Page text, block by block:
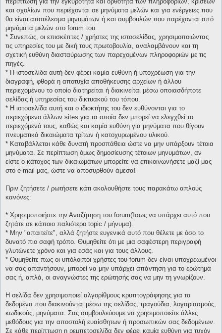
και σχολίων που περιέχονται σε μηνύματα μελών και για ενέργειες που
θα είναι αποτέλεσμα μηνυμάτων ή και συμβουλών που παρέχονται από
μηνύματα μελών στο forum του.
* Συνεπώς, οι επισκέπτες / χρήστες της ιστοσελίδας, χρησιμοποιώντας
τις υπηρεσίες του με δική τους πρωτοβουλία, αναλαμβάνουν και τη
σχετική ευθύνη διασταύρωσης των παρεχομένων πληροφοριών με τις
πηγές.
* H ιστοσελίδα αυτή δεν φέρει καμία ευθύνη ή υποχρέωση για την
διαγραφή, φθορά η αποτυχία αποθήκευσης αρχείων ή άλλου
περιεχομένου το οποίο διατηρείται ή διακινείται μέσω οποιασδήποτε
σελίδας ή υπηρεσίας του δικτυακού του τόπου.
* H ιστοσελίδα αυτή και ο ιδιοκτήτης του δεν ευθύνονται για το
περιεχόμενο άλλων sites για τα οποία δεν μπορεί να ελεγχθεί το
περιεχόμενό τους, καθώς και καμία ευθύνη για μηνύματα που θίγουν
πνευματικά δικαιώματα τρίτων ή κατοχυρωμένου υλικού.
* Καταβάλλεται κάθε δυνατή προσπάθεια ώστε να μην υπάρξουν τέτοια
μηνύματα. Σε περίπτωση όμως δημοσίευσης τέτοιων μηνυμάτων, αν
είστε ο κάτοχος των δικαιωμάτων μπορείτε να επικοινωνήσετε μαζί μας
στο e-mail μας, ώστε να αποσυρθούν άμεσα!
Πριν ζητήσετε / ρωτήσετε κάτι ακολουθήστε τους παρακάτω απλούς
κανόνες:
* Χρησιμοποιήστε την Αναζήτηση του forum(Ίσως να υπάρχει αυτό που
ζητάτε σε κάποιο παλιότερο topic / μήνυμα).
* Μην "απαιτείτε", αλλά ζητήστε ευγενικά αυτό που θέλετε με όσο το
δυνατό πιο σαφή τρόπο. Θυμηθείτε ότι με μια σαφέστερη περιγραφή
γλυτώνετε χρόνο και για εσάς και για τους άλλους.
* Θυμηθείτε πως οι υπόλοιποι χρήστες του forum δεν είναι υποχρεωμένοι
να σας απαντήσουν, μπορεί να μην υπάρχει απάντηση για το ερώτημά
σας ή, απλά, οι αναγνώστες της ερώτησής σας να μην τη γνωρίζουν.
Η σελίδα δεν χρησιμοποιεί αλγορίθμους κρυπτογράφησης για τα
δεδομένα που διακινούνται μέσω της σελίδας, τραγούδια, λογαριασμούς,
κωδικούς, μηνύματα. Σας συμβουλεύουμε να χρησιμοποιείτε άλλες
μεθόδους για την αποστολή ευαίσθητων ή προσωπικών σας δεδομένων.
Σε κάθε περίπτωση η ρεμπετοσελίδα δεν φέρει καμία ευθύνη για τυχόν